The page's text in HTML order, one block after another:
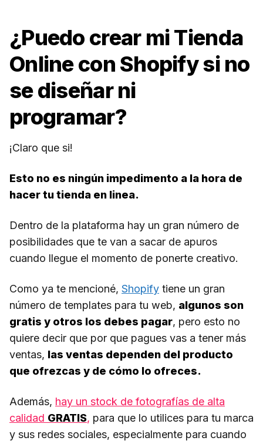
¿Puedo crear mi Tienda
Online con Shopify si no
se diseñar ni
programar?
¡Claro que si!
Esto no es ningún impedimento a la hora de
hacer tu tienda en linea.
Dentro de la plataforma hay un gran número de
posibilidades que te van a sacar de apuros
cuando llegue el momento de ponerte creativo.
Como ya te mencioné, Shopify tiene un gran
número de templates para tu web, algunos son
gratis y otros los debes pagar, pero esto no
quiere decir que por que pagues vas a tener más
ventas, las ventas dependen del producto
que ofrezcas y de cómo lo ofreces.
Además, hay un stock de fotografías de alta
calidad GRATIS, para que lo utilices para tu marca
y sus redes sociales, especialmente para cuando